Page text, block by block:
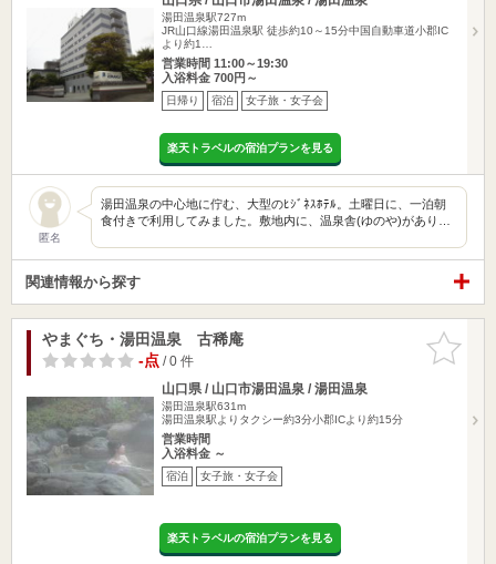
湯田温泉駅727m
JR山口線湯田温泉駅 徒歩約10～15分中国自動車道小郡IC
より約1…
営業時間 11:00～19:30
入浴料金 700円～
日帰り 宿泊 女子旅・女子会
楽天トラベルの宿泊プランを見る
匿名
湯田温泉の中心地に佇む、大型のﾋｼﾞﾈｽﾎﾃﾙ。土曜日に、一泊朝
食付きで利用してみました。敷地内に、温泉舎(ゆのや)があり…
関連情報から探す
お気に入
りに追加
やまぐち・湯田温泉 古稀庵
-点/ 0 件
山口県 / 山口市湯田温泉 / 湯田温泉
湯田温泉駅631m
湯田温泉駅よりタクシー約3分小郡ICより約15分
営業時間
入浴料金 ～
宿泊 女子旅・女子会
楽天トラベルの宿泊プランを見る